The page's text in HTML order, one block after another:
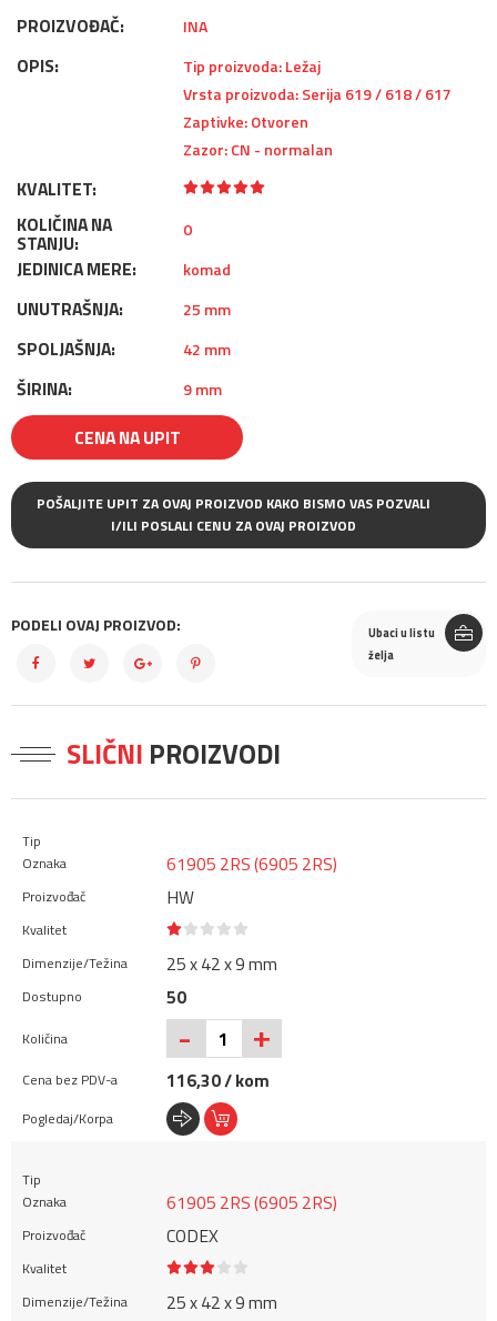
PROIZVOĐAČ: INA
OPIS:
Tip proizvoda: Ležaj
Vrsta proizvoda: Serija 619 / 618 / 617
Zaptivke: Otvoren
Zazor: CN - normalan
KVALITET:
KOLIČINA NA
STANJU:
0
JEDINICA MERE: komad
UNUTRAŠNJA: 25 mm
SPOLJAŠNJA: 42 mm
ŠIRINA: 9 mm
CENA NA UPIT
POŠALJITE UPIT ZA OVAJ PROIZVOD KAKO BISMO VAS POZVALI
I/ILI POSLALI CENU ZA OVAJ PROIZVOD
PODELI OVAJ PROIZVOD:
Ubaci u listu
želja
SLIČNI PROIZVODI
61905 2RS (6905 2RS)
HW
25 x 42 x 9 mm
50
- +
116,30 / kom
61905 2RS (6905 2RS)
CODEX
25 x 42 x 9 mm